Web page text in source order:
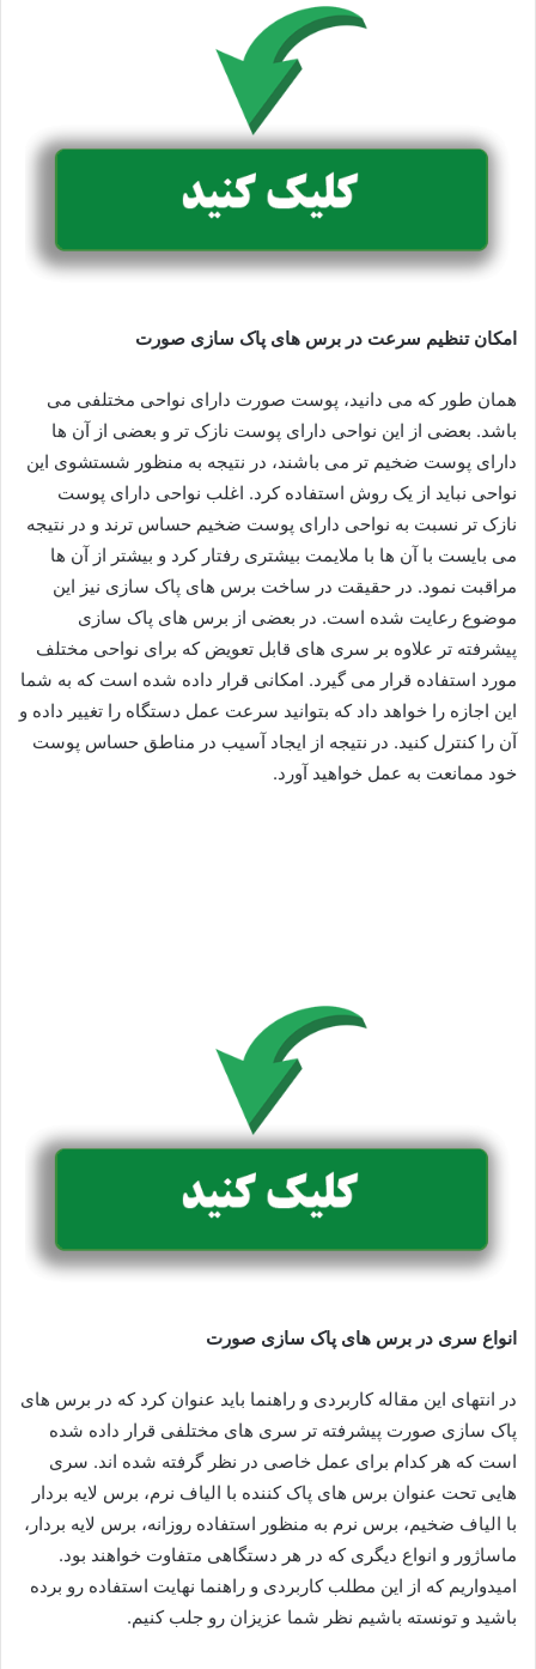
امکان تنظیم سرعت در برس های پاک سازی صورت
همان طور که می دانید، پوست صورت دارای نواحی مختلفی می
باشد. بعضی از این نواحی دارای پوست نازک تر و بعضی از آن ها
دارای پوست ضخیم تر می باشند، در نتیجه به منظور شستشوی این
نواحی نباید از یک روش استفاده کرد. اغلب نواحی دارای پوست
نازک تر نسبت به نواحی دارای پوست ضخیم حساس ترند و در نتیجه
می بایست با آن ها با ملایمت بیشتری رفتار کرد و بیشتر از آن ها
مراقبت نمود. در حقیقت در ساخت برس های پاک سازی نیز این
موضوع رعایت شده است. در بعضی از برس های پاک سازی
پیشرفته تر علاوه بر سری های قابل تعویض که برای نواحی مختلف
مورد استفاده قرار می گیرد. امکانی قرار داده شده است که به شما
این اجازه را خواهد داد که بتوانید سرعت عمل دستگاه را تغییر داده و
آن را کنترل کنید. در نتیجه از ایجاد آسیب در مناطق حساس پوست
خود ممانعت به عمل خواهید آورد.
انواع سری در برس های پاک سازی صورت
در انتهای این مقاله کاربردی و راهنما باید عنوان کرد که در برس های
پاک سازی صورت پیشرفته تر سری های مختلفی قرار داده شده
است که هر کدام برای عمل خاصی در نظر گرفته شده اند. سری
هایی تحت عنوان برس های پاک کننده با الیاف نرم، برس لایه بردار
با الیاف ضخیم، برس نرم به منظور استفاده روزانه، برس لایه بردار،
ماساژور و انواع دیگری که در هر دستگاهی متفاوت خواهند بود.
امیدواریم که از این مطلب کاربردی و راهنما نهایت استفاده رو برده
باشید و تونسته باشیم نظر شما عزیزان رو جلب کنیم.